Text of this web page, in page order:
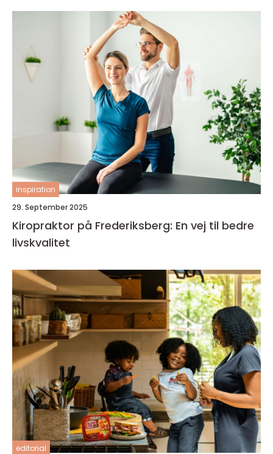
inspiration
29. September 2025
Kiropraktor på Frederiksberg: En vej til bedre
livskvalitet
editorial